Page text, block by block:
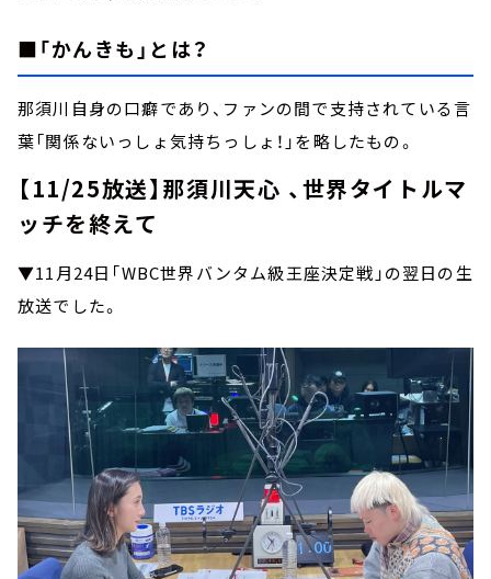
■「かんきも」とは？
那須川自身の口癖であり、ファンの間で支持されている言
葉「関係ないっしょ気持ちっしょ！」を略したもの。
【11/25放送】那須川天心 、世界タイトルマ
ッチを終えて
▼11月24日「WBC世界バンタム級王座決定戦」の翌日の生
放送でした。